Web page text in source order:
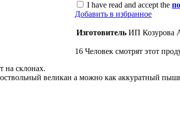
I have read and accept the
Добавить в избранное
Изготовитель ИП Козурова
16 Человек смотрят этот
на склонах.
великан а можно как аккуратный